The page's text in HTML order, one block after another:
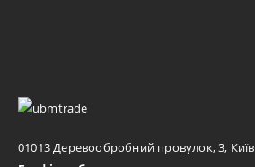
01013 Деревообробний провулок, 3, Київ